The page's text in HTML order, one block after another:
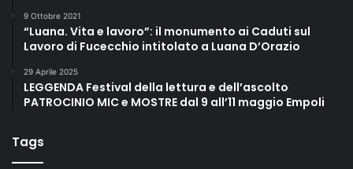
9 Ottobre 2021
“Luana. Vita e lavoro”: il monumento ai Caduti sul
Lavoro di Fucecchio intitolato a Luana D’Orazio
29 Aprile 2025
LEGGENDA Festival della lettura e dell’ascolto
PATROCINIO MIC e MOSTRE dal 9 all’11 maggio Empoli
Tags